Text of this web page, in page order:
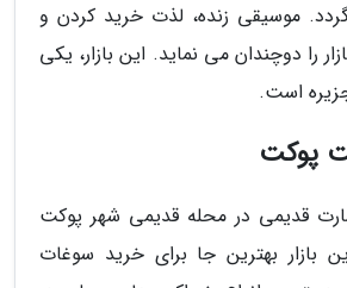
موسیقی زنده، لذت خرید کردن و
را دوچندان می نماید. این بازار، یکی
جزیره است.
پوکت
قدیمی در محله قدیمی شهر پوکت
بازار بهترین جا برای خرید سوغات